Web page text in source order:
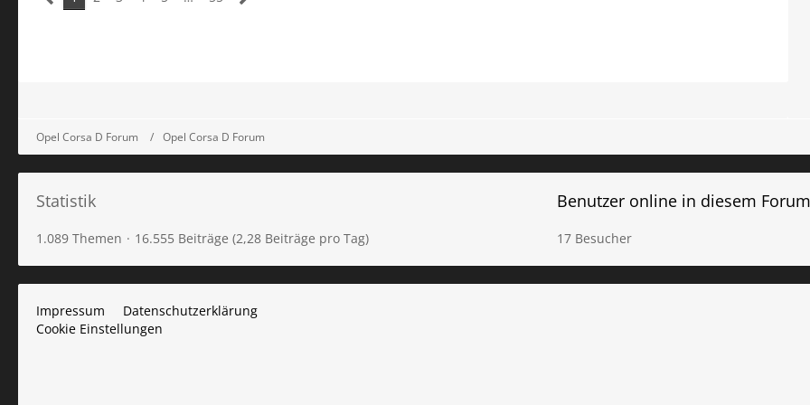
Opel Corsa D Forum Opel Corsa D Forum
Statistik
1.089 Themen 16.555 Beiträge (2,28 Beiträge pro Tag)
Benutzer online in diesem Forum
17 Besucher
Impressum
Datenschutzerklärung
Cookie Einstellungen